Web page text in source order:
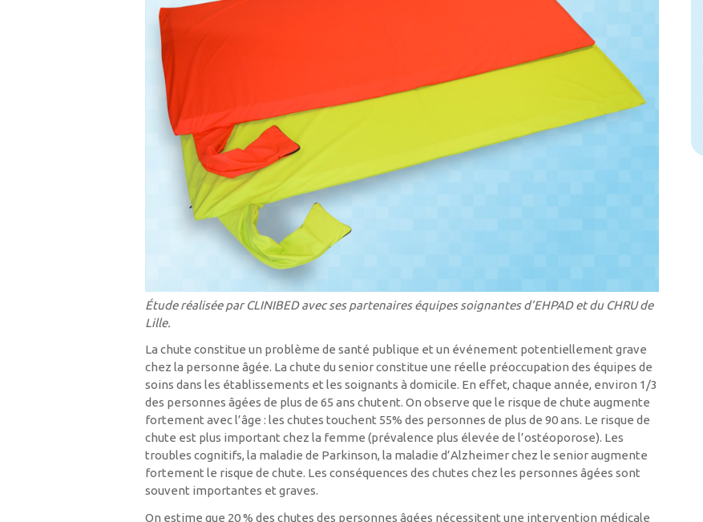
Étude réalisée par CLINIBED avec ses partenaires équipes soignantes d’EHPAD et du CHRU de
Lille.
La chute constitue un problème de santé publique et un événement potentiellement grave
chez la personne âgée. La chute du senior constitue une réelle préoccupation des équipes de
soins dans les établissements et les soignants à domicile. En effet, chaque année, environ 1/3
des personnes âgées de plus de 65 ans chutent. On observe que le risque de chute augmente
fortement avec l’âge : les chutes touchent 55% des personnes de plus de 90 ans. Le risque de
chute est plus important chez la femme (prévalence plus élevée de l’ostéoporose). Les
troubles cognitifs, la maladie de Parkinson, la maladie d’Alzheimer chez le senior augmente
fortement le risque de chute. Les conséquences des chutes chez les personnes âgées sont
souvent importantes et graves.
On estime que 20 % des chutes des personnes âgées nécessitent une intervention médicale